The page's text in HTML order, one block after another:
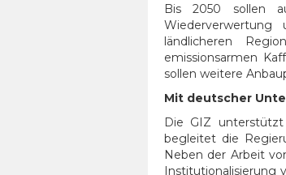
Bis 2050 sollen
ländlicheren
emissionsarmen
sollen weitere
Mit deutscher
Die GIZ
begleitet die
Neben der Arbeit
Institutionalisierung